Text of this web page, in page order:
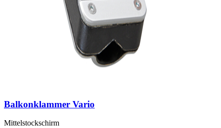
Balkonklammer Vario
Mittelstockschirm